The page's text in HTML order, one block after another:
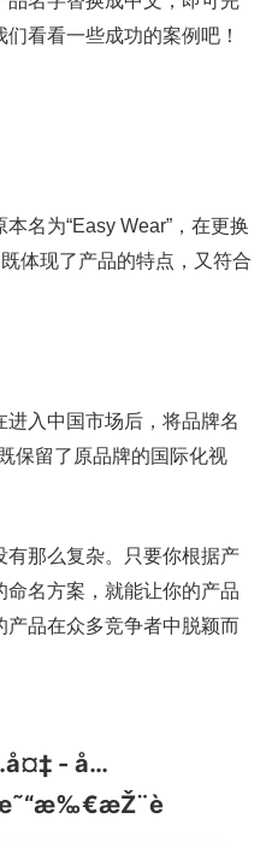
看看一些成功的案例吧！
本名为“Easy Wear”，在更换
体现了产品的特点，又符合
进入中国市场后，将品牌名
保留了原品牌的国际化视
那么复杂。只要你根据产
名方案，就能让你的产品
品在众多竞争者中脱颖而